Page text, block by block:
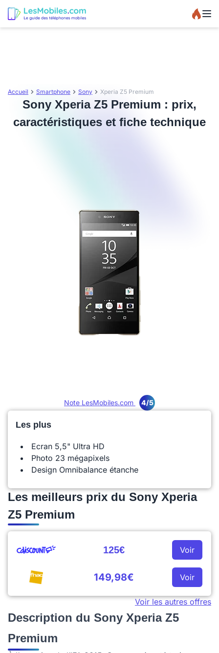
Accueil Smartphone Sony Xperia Z5 Premium
Sony Xperia Z5 Premium : prix,
caractéristiques et fiche technique
Note LesMobiles.com 4/5
Les plus
Ecran 5,5" Ultra HD
Photo 23 mégapixels
Design Omnibalance étanche
Les meilleurs prix du Sony Xperia
Z5 Premium
125€ Voir
149,98€ Voir
Voir les autres offres
Description du Sony Xperia Z5
Premium